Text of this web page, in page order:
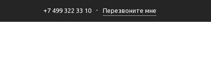
+7 499 322 33 10 - Перезвоните мне